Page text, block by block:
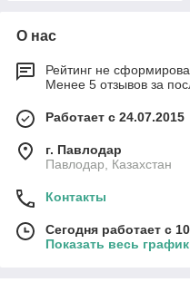
О нас
Рейтинг не
Менее 5 отзывов за
Работает с 24.07.2015
г. Павлодар
Павлодар, Казахстан
Контакты
Сегодня работает с
Показать весь